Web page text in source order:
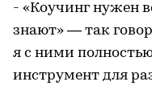
- «Коучинг нужен
знают» — так
я с ними
инструмент для